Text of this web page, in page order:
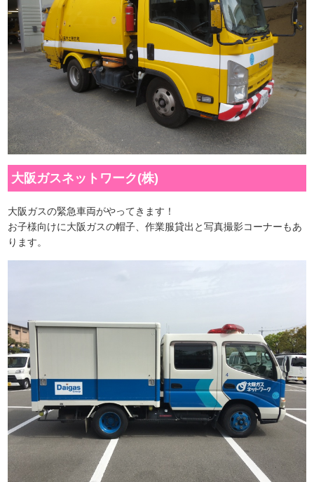
大阪ガスネットワーク(株)
大阪ガスの緊急車両がやってきます！
お子様向けに大阪ガスの帽子、作業服貸出と写真撮影コーナーもあ
ります。